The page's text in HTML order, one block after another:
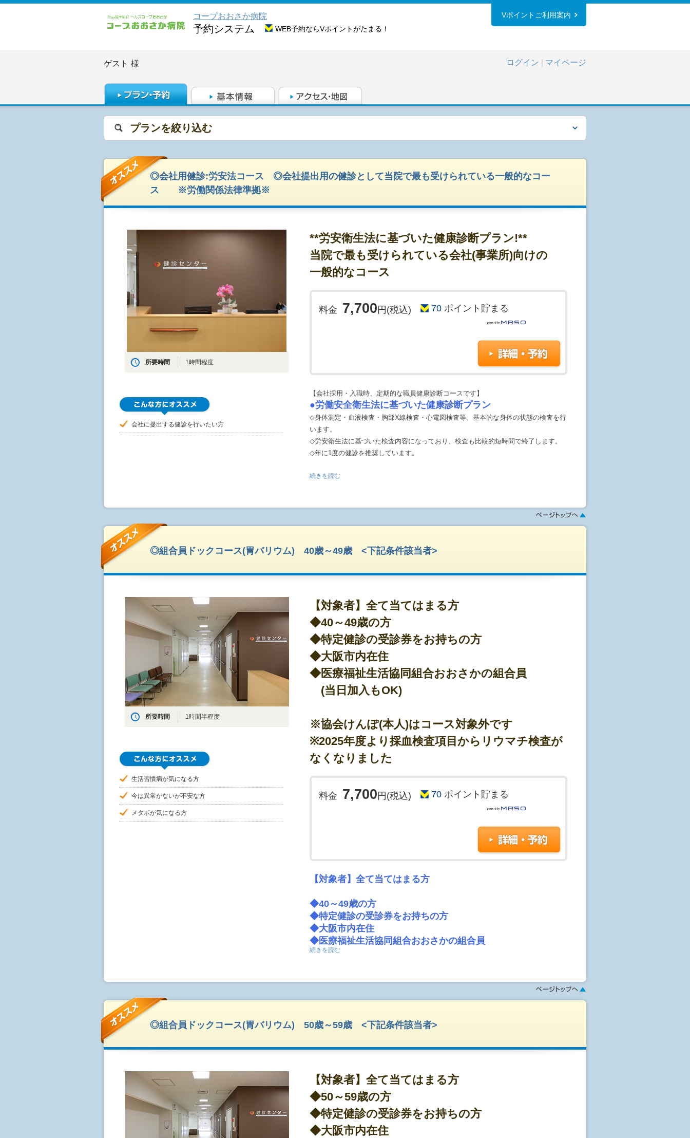
コープおおさか病院
予約システム WEB予約ならVポイントがたまる！
Vポイントご利用案内
ゲスト 様 ログイン マイページ
プランを絞り込む
◎会社用健診:労安法コース ◎会社提出用の健診として当院で最も受けられている一般的なコー
ス ※労働関係法律準拠※
所要時間 1時間程度
会社に提出する健診を行いたい方
**労安衛生法に基づいた健康診断プラン!**
当院で最も受けられている会社(事業所)向けの
一般的なコース
料金 7,700円(税込) 70 ポイント貯まる
【会社採用・入職時、定期的な職員健康診断コースです】
●労働安全衛生法に基づいた健康診断プラン
◇身体測定・血液検査・胸部X線検査・心電図検査等、基本的な身体の状態の検査を行
います。
◇労安衛生法に基づいた検査内容になっており、検査も比較的短時間で終了します。
◇年に1度の健診を推奨しています。
●土日受診可能
◇3～4週間程度でお渡し出来ます。(ゴールデンウイーク、年末年始を挟む場合は、4
◇結果は、郵送となります。
指定用紙での作成の場合は、別途費用がかかります。
●当日の朝は、絶食でお願い致します。
●当日来院してからの問診表記入なります。※基本的に注意書き、問診票は郵送致しま
せん。
●当日は本人確認のため、保険証や運転免許証などの身分証をお持ちください。
●血圧や心臓関係等の薬は内服してもらって構いません。
●糖尿病の薬は、低血糖の恐れがありますので中止してください。
●内服について不明な点があれば、事前にかかりつけ医にご相談ください。
予めご了承ください)
※婦人科系検診(子宮、乳がん検診)は電話のみ(
受付時間 月～金 9:00-16:30,土9:00-12:30
婦人科系の検診は、早めに枠が埋まってしまいますので、予約が取れない場合があ
続きを読む
◎組合員ドックコース(胃バリウム) 40歳～49歳 <下記条件該当者>
所要時間 1時間半程度
生活習慣病が気になる方
今は異常がないが不安な方
メタボが気になる方
【対象者】全て当てはまる方
◆40～49歳の方
◆特定健診の受診券をお持ちの方
◆大阪市内在住
◆医療福祉生活協同組合おおさかの組合員
(当日加入もOK)
※協会けんぽ(本人)はコース対象外です
※2025年度より採血検査項目からリウマチ検査が
なくなりました
料金 7,700円(税込) 70 ポイント貯まる
【対象者】全て当てはまる方
◆40～49歳の方
◆特定健診の受診券をお持ちの方
◆大阪市内在住
◆医療福祉生活協同組合おおさかの組合員
※当生協組合員以外の方は別途出資金1,000円(1口)～をお預か
【対象外】
◇身体測定、血圧測定、胸部レントゲン、尿検査、胃部レントゲン、腹部エコーなど
◇胃の検査はバリウムで行います。
◇全額自己負担でどなたでもご受診頂くことの出来るプランです。健保からの補助金
の無い方はこちらのプランをご予約下さい。
◇検査は約1時間半程で終了いたします。
◇受付開始時間:9:00〜11:00。午前中には全ての検査が終了します。
続きを読む
◎組合員ドックコース(胃バリウム) 50歳～59歳 <下記条件該当者>
【対象者】全て当てはまる方
◆50～59歳の方
◆特定健診の受診券をお持ちの方
◆大阪市内在住